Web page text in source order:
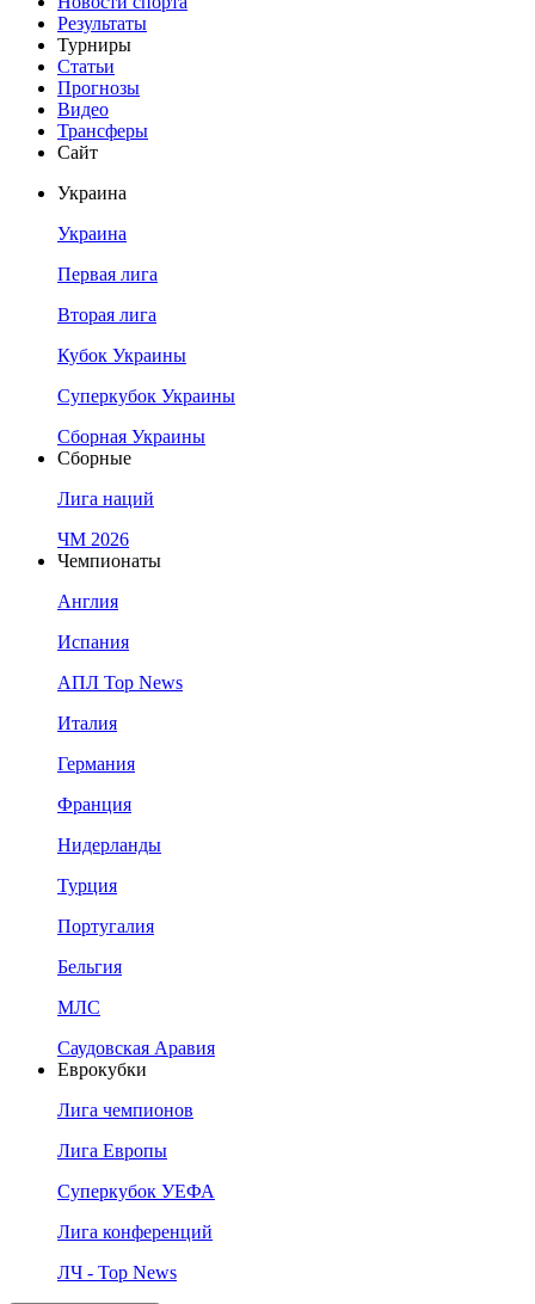
Результаты
Турниры
Статьи
Прогнозы
Видео
Трансферы
Сайт
Украина
Украина
Первая лига
Вторая лига
Кубок Украины
Суперкубок Украины
Сборная Украины
Сборные
Лига наций
ЧМ 2026
Чемпионаты
Англия
Испания
АПЛ Top News
Италия
Германия
Франция
Нидерланды
Турция
Португалия
Бельгия
МЛС
Саудовская Аравия
Еврокубки
Лига чемпионов
Лига Европы
Суперкубок УЕФА
Лига конференций
ЛЧ - Top News